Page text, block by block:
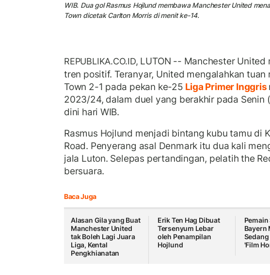
WIB. Dua gol Rasmus Hojlund membawa Manchester United
Town dicetak Carlton Morris di menit ke-14.
REPUBLIKA.CO.ID, LUTON -- Manchester United
tren positif. Teranyar, United mengalahkan tuan
Town 2-1 pada pekan ke-25 Liga Primer Inggris
2023/24, dalam duel yang berakhir pada Senin
dini hari WIB.
Rasmus Hojlund menjadi bintang kubu tamu di
Road. Penyerang asal Denmark itu dua kali
jala Luton. Selepas pertandingan, pelatih the
bersuara.
Baca Juga
Alasan Gila yang Buat
Manchester United
tak Boleh Lagi Juara
Liga, Kental
Pengkhianatan
Erik Ten Hag Dibuat
Tersenyum Lebar
oleh Penampilan
Hojlund
Bayern
'Film